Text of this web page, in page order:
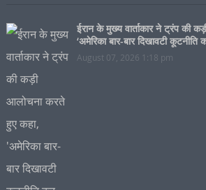
ईरान के मुख्य वार्ताकार ने ट्रंप की
‘अमेरिका बार-बार दिखावटी कूटनीति
August 07, 2026 1:18 pm